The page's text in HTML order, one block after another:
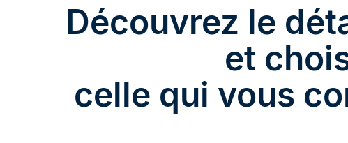
Découvrez le
et
celle qui vous